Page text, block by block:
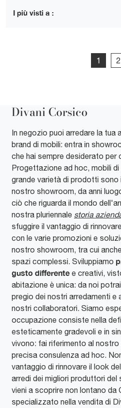
I più visti a :
1 2
Divani Corsico
In negozio puoi arredare la tua
brand di mobili: entra in
che hai sempre desiderato per
Progettazione ad hoc, mobili
grande varietà di prodotti sono
nostro showroom, da anni
ciò che riguarda il mondo
nostra pluriennale storia
sfuggire il vantaggio di
con le varie promozioni e
nostro showroom, tra cui
spazi complessi. Sviluppiamo
gusto differente e creativi,
abitazione è unica: da noi
pregio dei nostri arredamenti e
nostri collaboratori. Siamo
occupazione consiste nella
esteticamente gradevoli e in
vivono: fai riferimento al
precisa consulenza ad hoc.
vantaggio di rinnovare il look
arredi dei migliori produttori
vieni a scoprire non lontano
specializzato nella vendita di